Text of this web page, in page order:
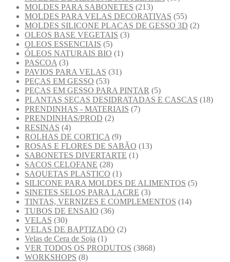
MOLDES PARA SABONETES (213)
MOLDES PARA VELAS DECORATIVAS (55)
MOLDES SILICONE PLACAS DE GESSO 3D (2)
OLEOS BASE VEGETAIS (3)
OLEOS ESSENCIAIS (5)
ÓLEOS NATURAIS BIO (1)
PASCOA (3)
PAVIOS PARA VELAS (31)
PEÇAS EM GESSO (53)
PEÇAS EM GESSO PARA PINTAR (5)
PLANTAS SECAS DESIDRATADAS E CASCAS (18)
PRENDINHAS - MATERIAIS (7)
PRENDINHAS/PROD (2)
RESINAS (4)
ROLHAS DE CORTIÇA (9)
ROSAS E FLORES DE SABÃO (13)
SABONETES DIVERTARTE (1)
SACOS CELOFANE (28)
SAQUETAS PLASTICO (1)
SILICONE PARA MOLDES DE ALIMENTOS (5)
SINETES SELOS PARA LACRE (3)
TINTAS, VERNIZES E COMPLEMENTOS (14)
TUBOS DE ENSAIO (36)
VELAS (30)
VELAS DE BAPTIZADO (2)
Velas de Cera de Soja (1)
VER TODOS OS PRODUTOS (3868)
WORKSHOPS (8)